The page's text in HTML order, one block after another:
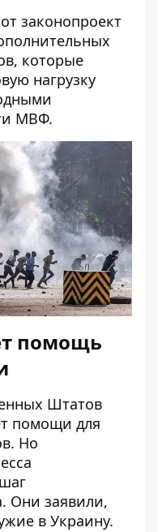
законопроект
которые
нагрузку
МВФ.
помощь
Штатов
помощи для
. Но
Они заявили,
в Украину.